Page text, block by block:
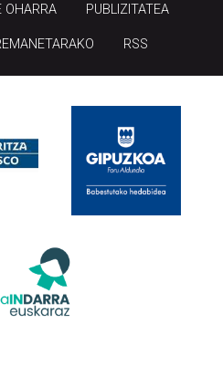
OHARRA PUBLIZITATEA
RSS